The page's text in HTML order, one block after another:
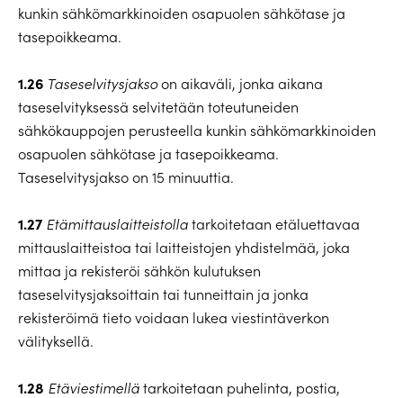
kunkin sähkömarkkinoiden osapuolen sähkötase ja
tasepoikkeama.
1.26 Taseselvitysjaksoon aikaväli, jonka aikana
taseselvityksessä selvitetään toteutuneiden
sähkökauppojen perusteella kunkin sähkömarkkinoiden
osapuolen sähkötase ja tasepoikkeama.
Taseselvitysjakso on 15 minuuttia.
1.27 Etämittauslaitteistollatarkoitetaan etäluettavaa
mittauslaitteistoa tai laitteistojen yhdistelmää, joka
mittaa ja rekisteröi sähkön kulutuksen
taseselvitysjaksoittain tai tunneittain ja jonka
rekisteröimä tieto voidaan lukea viestintäverkon
välityksellä.
1.28 Etäviestimellätarkoitetaan puhelinta, postia,